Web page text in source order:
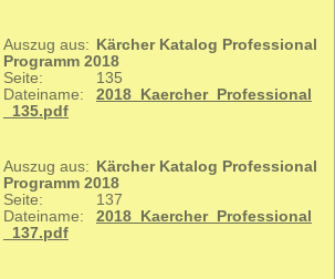
Auszug aus:
Kärcher Katalog Professional
Programm 2018
Seite:
135
Dateiname:
2018_Kaercher_Professional
_135.pdf
Auszug aus:
Kärcher Katalog Professional
Programm 2018
Seite:
137
Dateiname:
2018_Kaercher_Professional
_137.pdf